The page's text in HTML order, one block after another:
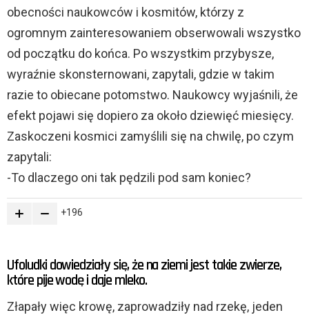
obecności naukowców i kosmitów, którzy z
ogromnym zainteresowaniem obserwowali wszystko
od początku do końca. Po wszystkim przybysze,
wyraźnie skonsternowani, zapytali, gdzie w takim
razie to obiecane potomstwo. Naukowcy wyjaśnili, że
efekt pojawi się dopiero za około dziewięć miesięcy.
Zaskoczeni kosmici zamyślili się na chwilę, po czym
zapytali:
-To dlaczego oni tak pędzili pod sam koniec?
196
Ufoludki dowiedziały się, że na ziemi jest takie zwierze,
które pije wodę i daje mleko.
Złapały więc krowę, zaprowadziły nad rzekę, jeden